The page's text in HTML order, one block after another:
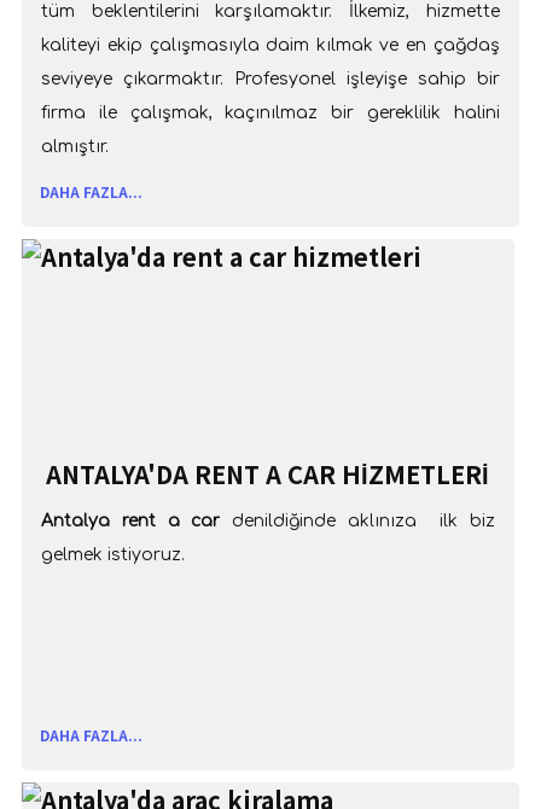
tüm beklentilerini karşılamaktır. İlkemiz, hizmette
kaliteyi ekip çalışmasıyla daim kılmak ve en çağdaş
seviyeye çıkarmaktır. Profesyonel işleyişe sahip bir
firma ile çalışmak, kaçınılmaz bir gereklilik halini
almıştır.
DAHA FAZLA...
ANTALYA'DA RENT A CAR HIZMETLERI
Antalya rent a car denildiğinde aklınıza ilk biz
gelmek istiyoruz.
DAHA FAZLA...